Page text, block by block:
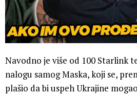
Navodno je više od 100 Starlink
nalogu samog Maska, koji se,
plašio da bi uspeh Ukrajine